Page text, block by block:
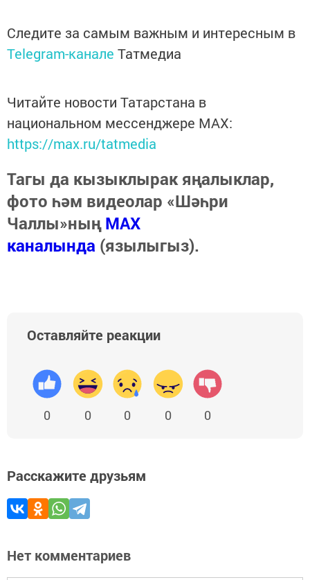
Следите за самым важным и интересным в
Telegram-канале Татмедиа
Читайте новости Татарстана в
национальном мессенджере MАХ:
https://max.ru/tatmedia
Тагы да кызыклырак яңалыклар,
фото һәм видеолар «Шәһри
Чаллы»ныңMAX
каналында (язылыгыз).
Оставляйте реакции
0 0 0 0 0
Расскажите друзьям
Нет комментариев